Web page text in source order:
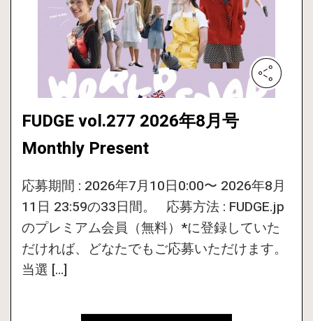
FUDGE vol.277 2026年8月号
Monthly Present
応募期間 : 2026年7月10日0:00〜 2026年8月
11日 23:59の33日間。 応募方法 : FUDGE.jp
のプレミアム会員（無料）*に登録していた
だければ、どなたでもご応募いただけます。
当選 […]